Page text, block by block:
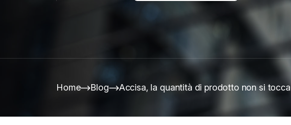
Home Blog Accisa, la quantità di prodotto non si tocca